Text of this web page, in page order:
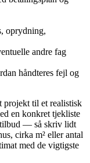
oprydning,
andre fag
håndteres fejl og
projekt til et realistisk
en konkret tjekliste
tilbud — så skriv lidt
cirka m² eller antal
med de vigtigste